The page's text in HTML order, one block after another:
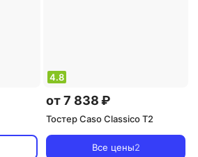
4.8
от 7 838 ₽
Тостер Caso Classico T2
Все цены2